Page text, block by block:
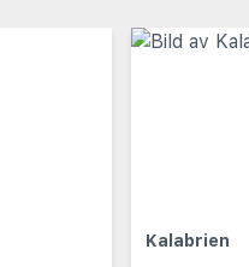
Kalabrien